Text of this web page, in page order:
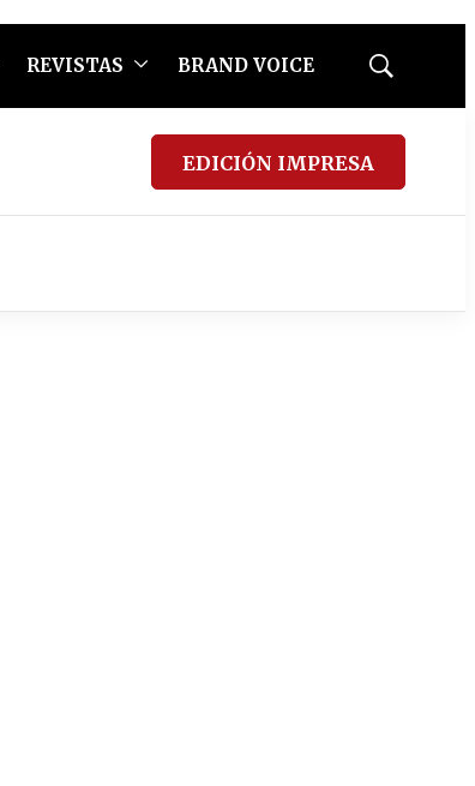
REVISTAS BRAND VOICE
Mostrar
EDICIÓN IMPRESA